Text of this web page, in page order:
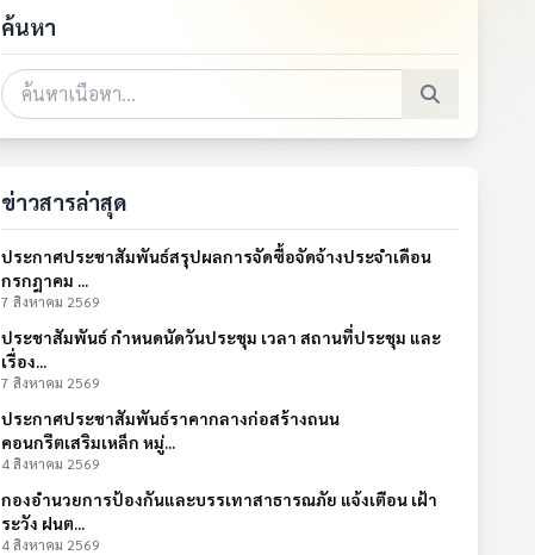
ค้นหา
ข่าวสารล่าสุด
ประกาศประชาสัมพันธ์สรุปผลการจัดซื้อจัดจ้างประจำเดือน
กรกฎาคม ...
7 สิงหาคม 2569
ประชาสัมพันธ์ กำหนดนัดวันประชุม เวลา สถานที่ประชุม และ
เรื่อง...
7 สิงหาคม 2569
ประกาศประชาสัมพันธ์ราคากลางก่อสร้างถนน
คอนกรีตเสริมเหล็ก หมู่...
4 สิงหาคม 2569
กองอำนวยการป้องกันและบรรเทาสาธารณภัย แจ้งเตือน เฝ้า
ระวัง ฝนต...
4 สิงหาคม 2569